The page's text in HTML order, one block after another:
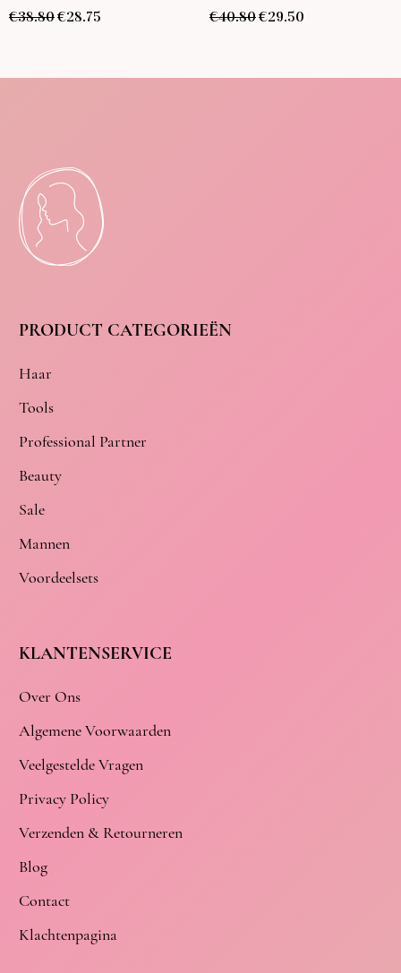
€38.80€28.75
€40.80€29.50
PRODUCT CATEGORIEËN
Haar
Tools
Professional Partner
Beauty
Sale
Mannen
Voordeelsets
KLANTENSERVICE
Over Ons
Algemene Voorwaarden
Veelgestelde Vragen
Privacy Policy
Verzenden & Retourneren
Blog
Contact
Klachtenpagina